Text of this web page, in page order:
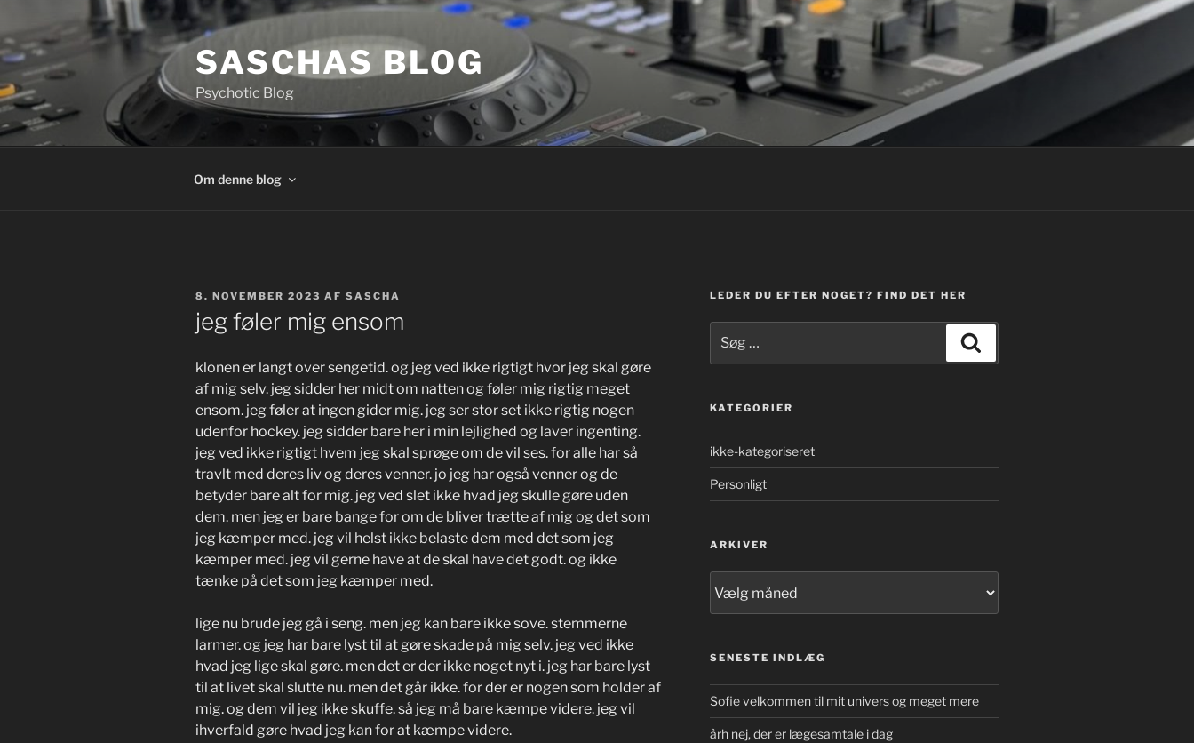
til
indhold
SASCHAS BLOG
Psychotic Blog
Om denne blog
UDGIVET
DEN
8. NOVEMBER 2023 AF SASCHA
jeg føler mig ensom
klonen er langt over sengetid. og jeg ved ikke rigtigt hvor jeg skal gøre
af mig selv. jeg sidder her midt om natten og føler mig rigtig meget
ensom. jeg føler at ingen gider mig. jeg ser stor set ikke rigtig nogen
udenfor hockey. jeg sidder bare her i min lejlighed og laver ingenting.
jeg ved ikke rigtigt hvem jeg skal sprøge om de vil ses. for alle har så
travlt med deres liv og deres venner. jo jeg har også venner og de
betyder bare alt for mig. jeg ved slet ikke hvad jeg skulle gøre uden
dem. men jeg er bare bange for om de bliver trætte af mig og det som
jeg kæmper med. jeg vil helst ikke belaste dem med det som jeg
kæmper med. jeg vil gerne have at de skal have det godt. og ikke
tænke på det som jeg kæmper med.
lige nu brude jeg gå i seng. men jeg kan bare ikke sove. stemmerne
larmer. og jeg har bare lyst til at gøre skade på mig selv. jeg ved ikke
hvad jeg lige skal gøre. men det er der ikke noget nyt i. jeg har bare lyst
til at livet skal slutte nu. men det går ikke. for der er nogen som holder af
mig. og dem vil jeg ikke skuffe. så jeg må bare kæmpe videre. jeg vil
ihverfald gøre hvad jeg kan for at kæmpe videre.
LEDER DU EFTER NOGET? FIND DET HER
efter:
KATEGORIER
ikke-kategoriseret
Personligt
ARKIVER
SENESTE INDLÆG
Sofie velkommen til mit univers og meget mere
årh nej, der er lægesamtale i dag